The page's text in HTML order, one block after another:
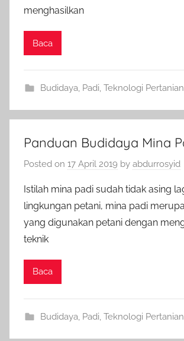
menghasilkan
Baca
Budidaya, Padi, Teknologi Pertanian
Panduan Budidaya Mina
Posted on 17 April 2019 by abdurrosyid
Istilah mina padi sudah tidak asing
lingkungan petani, mina padi
yang digunakan petani dengan
teknik
Baca
Budidaya Padi Teknologi Pertanian